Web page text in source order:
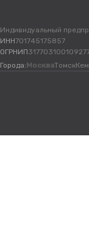
Индивидуальный
ИНН701745175857
ОГРНИП
Города: МоскваТомск